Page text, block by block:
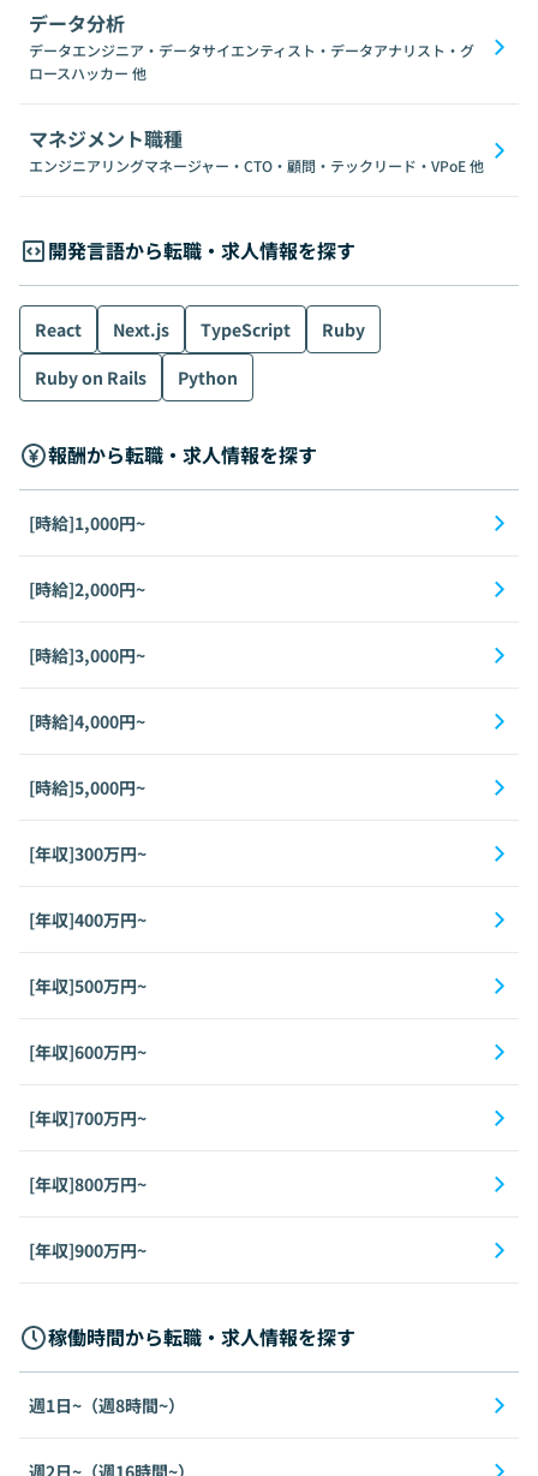
データ分析
データエンジニア・データサイエンティスト・データアナリスト・グ
ロースハッカー 他
マネジメント職種
エンジニアリングマネージャー・CTO・顧問・テックリード・VPoE他
開発言語から転職・求人情報を探す
React Next.js TypeScript
Ruby
Ruby on Rails
Python
報酬から転職・求人情報を探す
[時給]1,000円~
[時給]2,000円~
[時給]3,000円~
[時給]4,000円~
[時給]5,000円~
[年収]300万円~
[年収]400万円~
[年収]500万円~
[年収]600万円~
[年収]700万円~
[年収]800万円~
[年収]900万円~
稼働時間から転職・求人情報を探す
週1日~（週8時間~）